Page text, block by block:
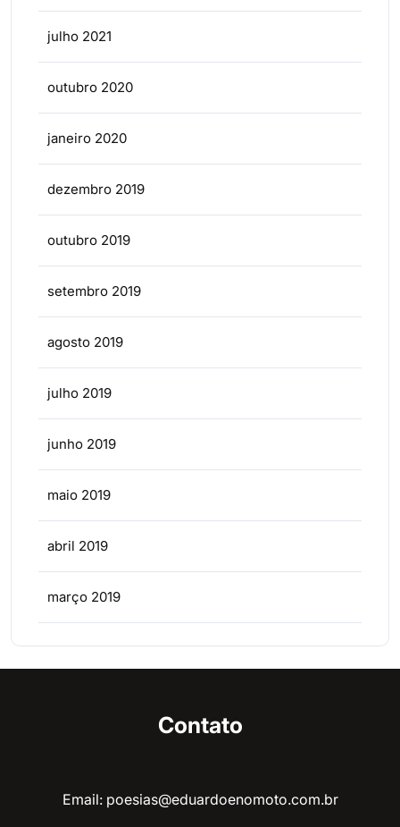
julho 2021
outubro 2020
janeiro 2020
dezembro 2019
outubro 2019
setembro 2019
agosto 2019
julho 2019
junho 2019
maio 2019
abril 2019
março 2019
Contato
Email: poesias@eduardoenomoto.com.br